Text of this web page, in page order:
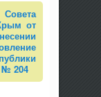
от
№ 204